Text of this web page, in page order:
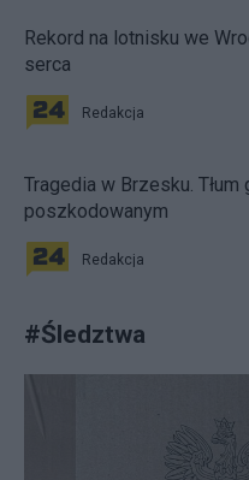
Rekord na lotnisku we
serca
Redakcja
Tragedia w Brzesku.
poszkodowanym
Redakcja
#Śledztwa